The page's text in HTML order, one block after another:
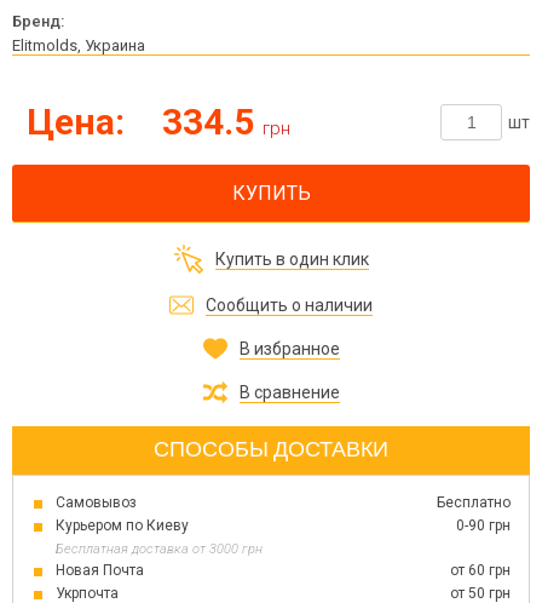
Бренд:
Elitmolds, Украина
Цена: 334.5 грн шт
КУПИТЬ
Купить в один клик
Сообщить о наличии
В избранное
В сравнение
СПОСОБЫ ДОСТАВКИ
Самовывоз
Бесплатно
Курьером по Киеву
0-90 грн
Бесплатная доставка от 3000 грн
Новая Почта
от 60 грн
Укрпочта
от 50 грн